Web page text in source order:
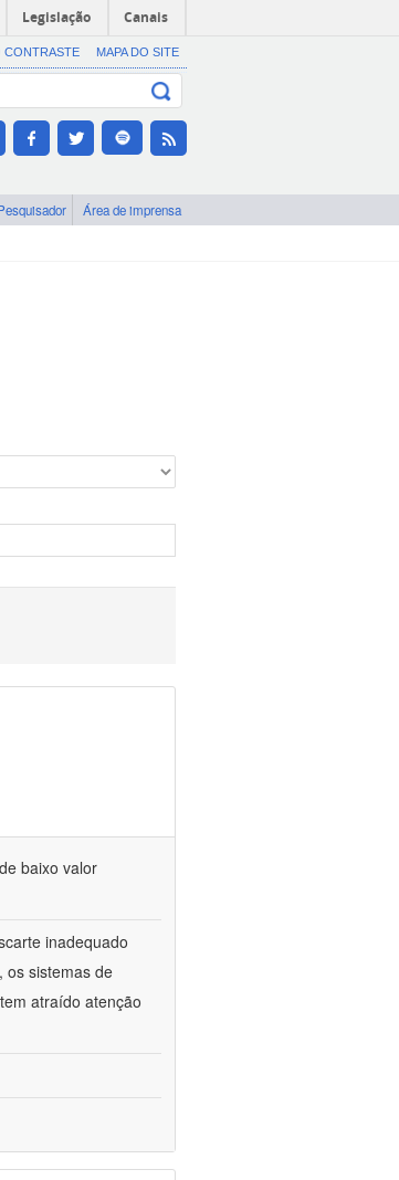
Legislação Canais
CONTRASTE MAPA DO SITE
Área de imprensa
baixo valor
inadequado
os sistemas de
atraído atenção